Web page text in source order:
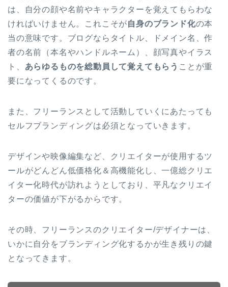
は、自分の顔や名前やキャラクターを覚えてもらわな
ければいけません。これこそが自身のブランド化の本
当の意味です。ブログならタイトル、ドメイン名、作
者の名前（本名やハンドルネーム）、顔写真やイラス
ト、 あらゆるものを総動員して覚えてもらう ことが重
要になってくるのです。
また、フリーランスとして活動していくにあたっても
セルフブランディングは必須となっていきます。
デザインや映像編集など、クリエイターが使用するツ
ールがどんどん低価格化＆高機能化し、一億総クリエ
イター化時代が訪れようとしており、平凡なクリエイ
ターの価値が下がるからです。
その時、フリーランスのクリエイター/デザイナーは、
いかに自分をブランディング化するかが生き残りの鍵
となってきます。